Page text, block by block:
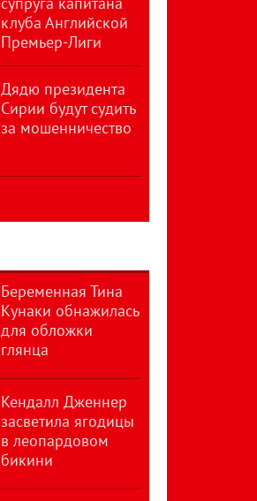
клуба Английской
Премьер-Лиги
Дядю президента
Сирии будут судить
за мошенничество
Беременная Тина
Кунаки обнажилась
для обложки
глянца
Кендалл Дженнер
засветила ягодицы
в леопардовом
бикини